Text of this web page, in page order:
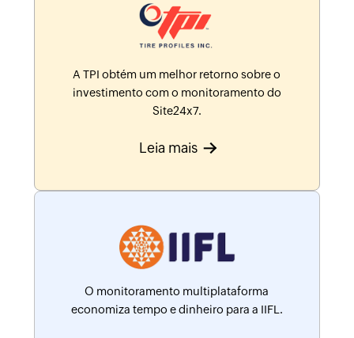
A TPI obtém um melhor retorno sobre o
investimento com o monitoramento do
Site24x7.
Leia mais
O monitoramento multiplataforma
economiza tempo e dinheiro para a IIFL.